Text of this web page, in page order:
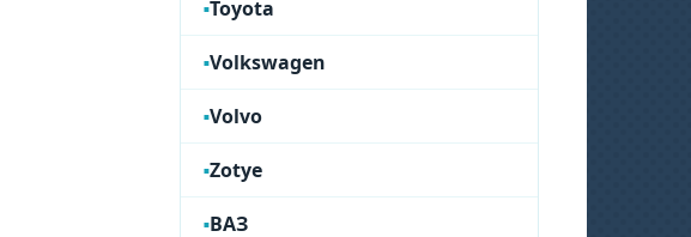
Toyota
Volkswagen
Volvo
Zotye
ВАЗ